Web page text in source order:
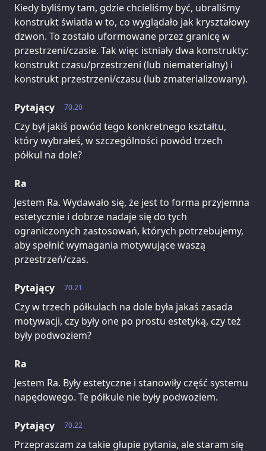
Kiedy byliśmy tam, gdzie chcieliśmy być, ubraliśmy
konstrukt światła w to, co wyglądało jak kryształowy
dzwon. To zostało uformowane przez granicę w
przestrzeni/czasie. Tak więc istniały dwa konstrukty:
konstrukt czasu/przestrzeni (lub niematerialny) i
konstrukt przestrzeni/czasu (lub zmaterializowany).
70.20
Pytający
Czy był jakiś powód tego konkretnego kształtu,
który wybrałeś, w szczególności powód trzech
półkul na dole?
Ra
Jestem Ra. Wydawało się, że jest to forma przyjemna
estetycznie i dobrze nadaje się do tych
ograniczonych zastosowań, których potrzebujemy,
aby spełnić wymagania motywujące waszą
przestrzeń/czas.
70.21
Pytający
Czy w trzech półkulach na dole była jakaś zasada
motywacji, czy były one po prostu estetyką, czy też
były podwoziem?
Ra
Jestem Ra. Były estetyczne i stanowiły część systemu
napędowego. Te półkule nie były podwoziem.
70.22
Pytający
Przepraszam za takie głupie pytania, ale staram się